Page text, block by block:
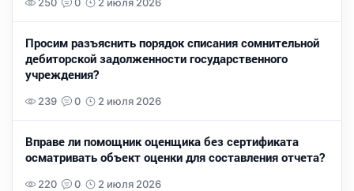
Просим разъяснить порядок списания сомнительной
дебиторской задолженности государственного
учреждения?
239 0 2 июля 2026
Вправе ли помощник оценщика без сертификата
осматривать объект оценки для составления отчета?
220 0 2 июля 2026